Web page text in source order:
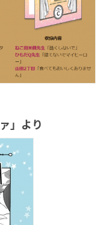
」より